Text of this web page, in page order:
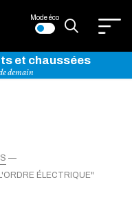
Mode éco
et chaussées
demain
ÉLECTRIQUE"